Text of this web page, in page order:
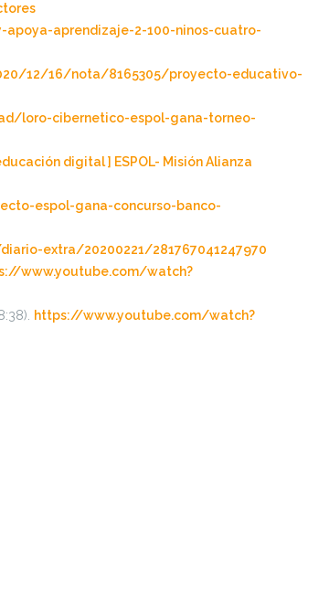
aprendizaje-2-100-ninos-cuatro-
12/16/nota/8165305/proyecto-educativo-
loro-cibernetico-espol-gana-torneo-
digital ] ESPOL- Misión Alianza
espol-gana-concurso-banco-
extra/20200221/281767041247970
www.youtube.com/watch?
https://www.youtube.com/watch?